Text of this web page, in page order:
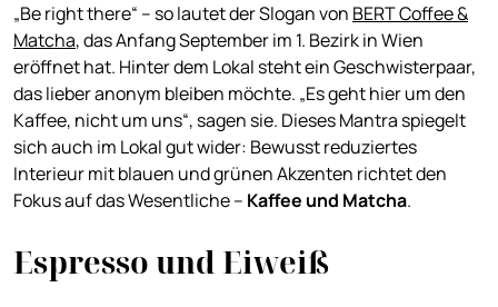
„Be right there“ – so lautet der Slogan von BERT Coffee &
Matcha, das Anfang September im 1. Bezirk in Wien
eröffnet hat. Hinter dem Lokal steht ein Geschwisterpaar,
das lieber anonym bleiben möchte. „Es geht hier um den
Kaffee, nicht um uns“, sagen sie. Dieses Mantra spiegelt
sich auch im Lokal gut wider: Bewusst reduziertes
Interieur mit blauen und grünen Akzenten richtet den
Fokus auf das Wesentliche – Kaffee und Matcha.
Espresso und Eiweiß